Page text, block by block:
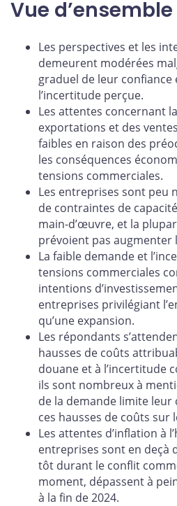
Vue d’ensemble
Les perspectives et les
demeurent modérées
graduel de leur confiance
l’incertitude perçue.
Les attentes concernant
exportations et des
faibles en raison des
les conséquences
tensions commerciales.
Les entreprises sont peu
de contraintes de
main-d’œuvre, et la
prévoient pas augmenter
La faible demande et
tensions commerciales
intentions
entreprises privilégiant
qu’une expansion.
Les répondants
hausses de coûts
douane et à l’incertitude
ils sont nombreux à
de la demande limite
ces hausses de coûts sur
Les attentes d’inflation à
entreprises sont en deçà
tôt durant le conflit
moment, dépassent à
à la fin de 2024.